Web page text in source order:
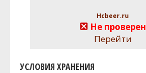
Hcbeer.ru
Не проверен
Перейти
УСЛОВИЯ ХРАНЕНИЯ